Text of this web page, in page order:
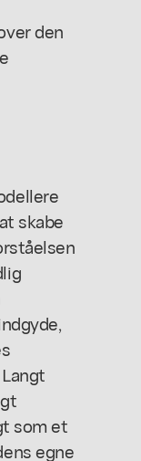
den
skabe
som et
egne